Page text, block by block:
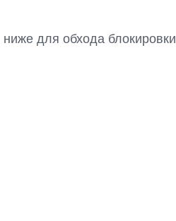
для обхода блокировки